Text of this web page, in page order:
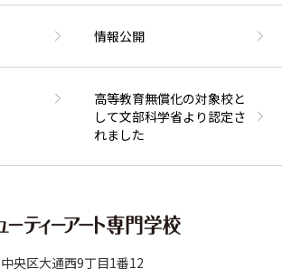
情報公開
高等教育無償化の対象校と
して文部科学省より認定さ
れました
央区大通西9丁目1番12